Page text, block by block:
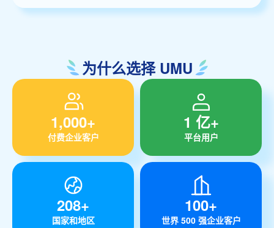
为什么选择 UMU
1,000+
付费企业客户
1 亿+
平台用户
208+
国家和地区
100+
世界 500 强企业客户